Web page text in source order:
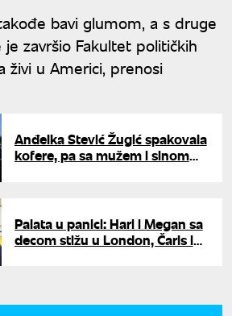
bavi glumom, a s druge
završio Fakultet političkih
živi u Americi, prenosi
Anđelka Stević Žugić spakovala
kofere, pa sa mužem i sinom
Palata u panici: Hari i Megan sa
decom stižu u London, Čarls i